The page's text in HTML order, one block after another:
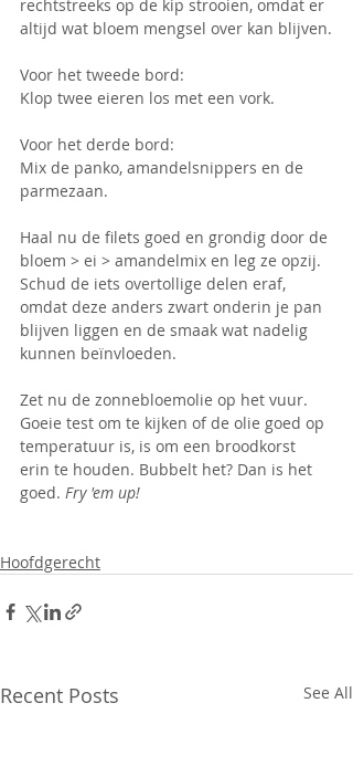
rechtstreeks op de kip strooien, omdat er
altijd wat bloem mengsel over kan blijven.
Voor het tweede bord:
Klop twee eieren los met een vork.
Voor het derde bord:
Mix de panko, amandelsnippers en de
parmezaan.
Haal nu de filets goed en grondig door de
bloem > ei > amandelmix en leg ze opzij.
Schud de iets overtollige delen eraf,
omdat deze anders zwart onderin je pan
blijven liggen en de smaak wat nadelig
kunnen beïnvloeden.
Zet nu de zonnebloemolie op het vuur.
Goeie test om te kijken of de olie goed op
temperatuur is, is om een broodkorst
erin te houden. Bubbelt het? Dan is het
goed. Fry 'em up!
Hoofdgerecht
Recent Posts See All